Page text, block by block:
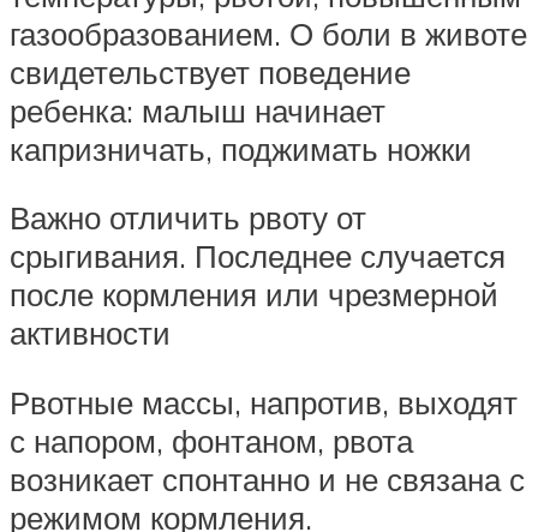
газообразованием. О боли в животе
свидетельствует поведение
ребенка: малыш начинает
капризничать, поджимать ножки
Важно отличить рвоту от
срыгивания. Последнее случается
после кормления или чрезмерной
активности
Рвотные массы, напротив, выходят
с напором, фонтаном, рвота
возникает спонтанно и не связана с
режимом кормления.